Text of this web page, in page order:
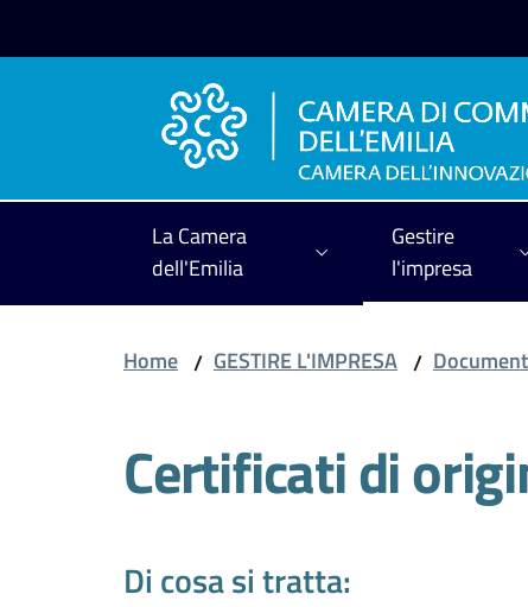
La Camera
dell'Emilia
Gestire
l'impresa
Home / GESTIRE L'IMPRESA /
Certificati di
Di cosa si tratta: